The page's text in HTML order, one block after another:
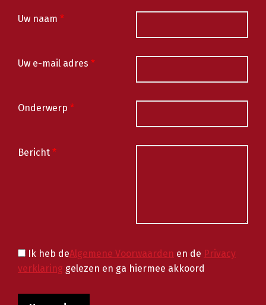
Uw naam *
Uw e-mail adres *
Onderwerp *
Bericht *
Ik heb deAlgemene Voorwaarden en de Privacy
verklaring gelezen en ga hiermee akkoord